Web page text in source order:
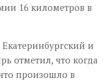
16 километров в
и
отметил, что когда
произошло в